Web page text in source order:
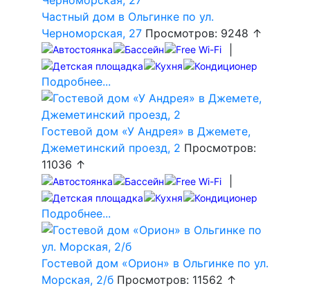
Частный дом в Ольгинке по ул.
Черноморская, 27 Просмотров: 9248 ↑
Подробнее...
Гостевой дом «У Андрея» в Джемете,
Джеметинский проезд, 2 Просмотров:
11036 ↑
Подробнее...
Гостевой дом «Орион» в Ольгинке по ул.
Морская, 2/б Просмотров: 11562 ↑